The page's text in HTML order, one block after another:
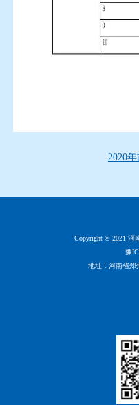
2020
Copyright © 2021 河
豫
地址：河南省郑